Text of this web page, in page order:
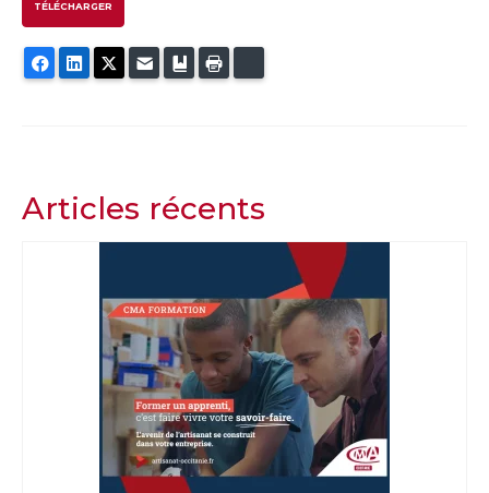
TÉLÉCHARGER
FacebookLinkedInTwitter
E-mail Ajouter aux favoris
Articles récents